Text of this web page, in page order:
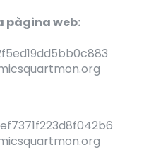
pàgina web: